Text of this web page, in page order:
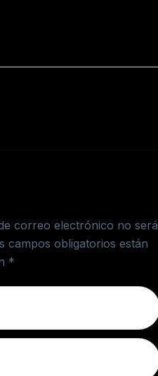
correo electrónico no será
campos obligatorios están
*